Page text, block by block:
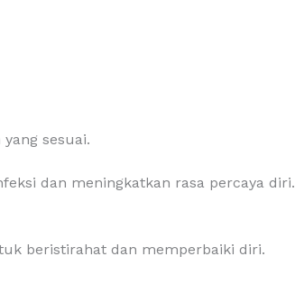
sesuai.
dan meningkatkan rasa percaya diri.
beristirahat dan memperbaiki diri.